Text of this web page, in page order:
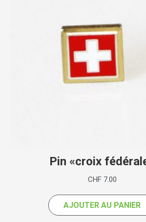
Pin «croix
CHF7.00
AJOUTER AU PANIER